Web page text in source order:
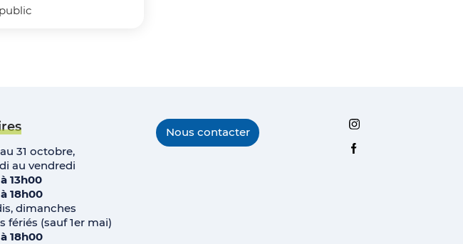
31 octobre,
au vendredi
13h00
18h00
dimanches
fériés (sauf 1er mai)
18h00
Nous contacter
Instagram
Facebook